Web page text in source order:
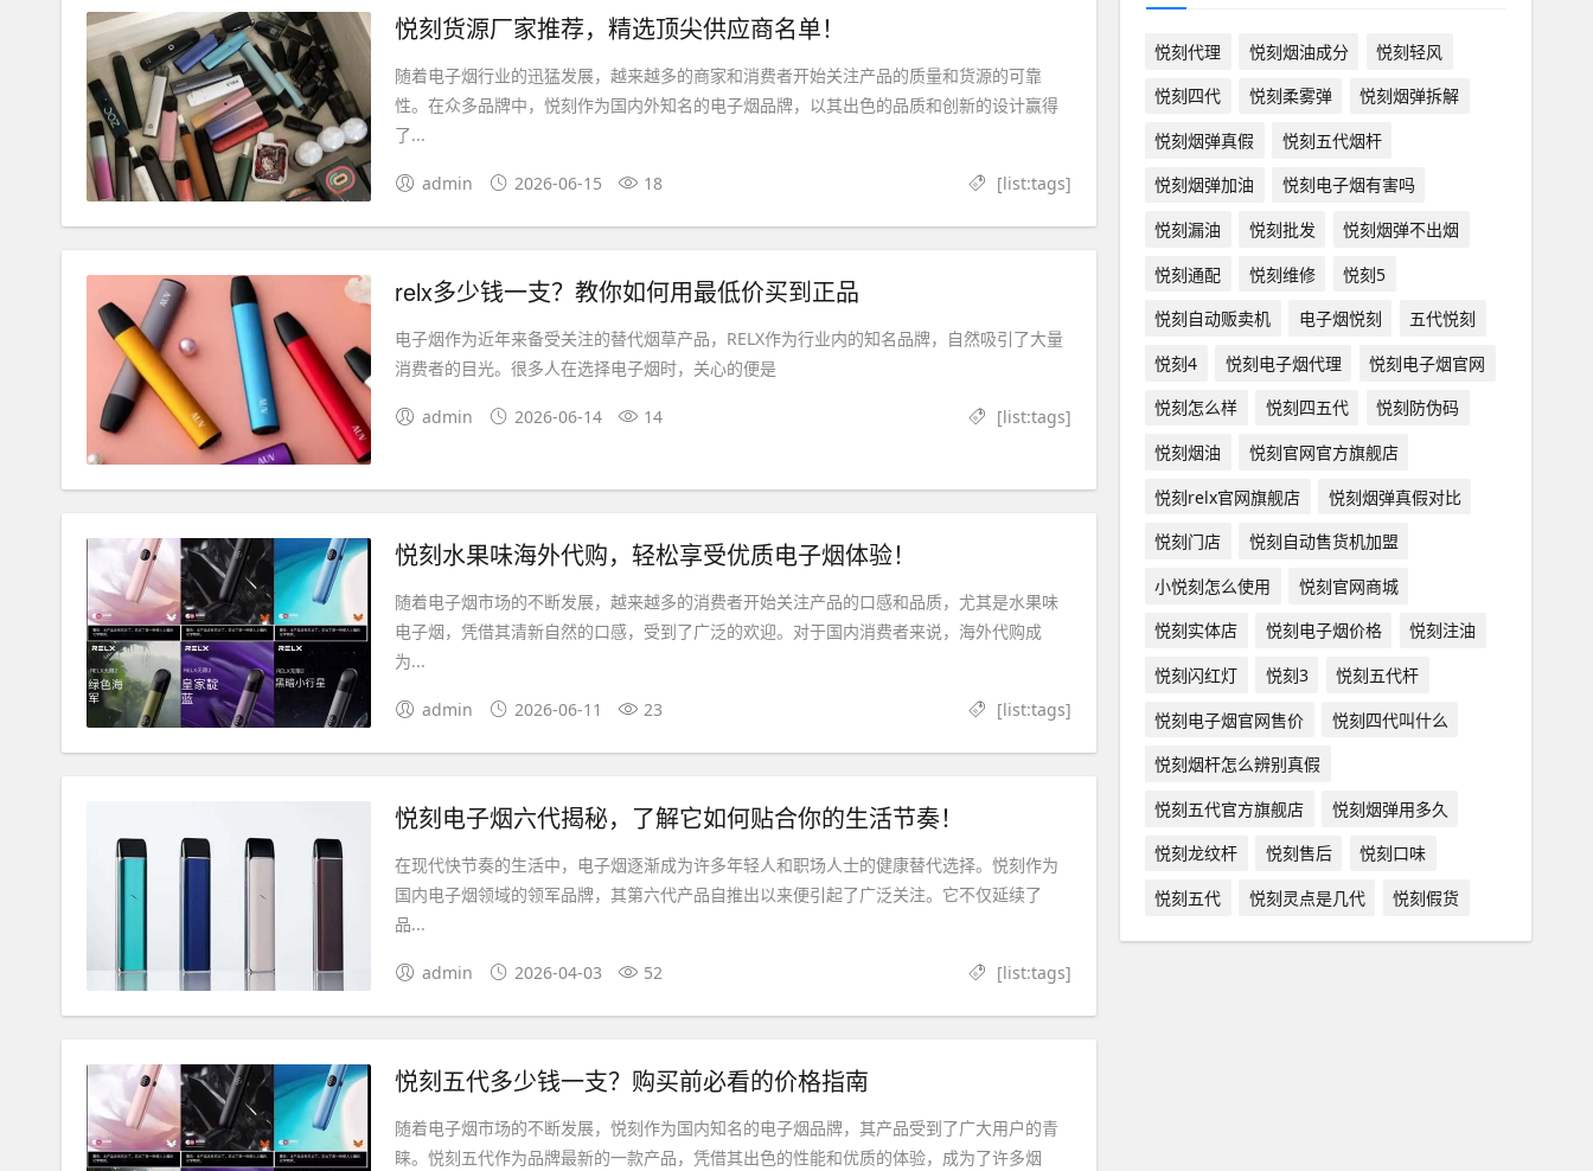
悦刻货源厂家推荐，精选顶尖供应商名单！
随着电子烟行业的迅猛发展，越来越多的商家和消费者开始关注产品的质量和货源的可靠
性。在众多品牌中，悦刻作为国内外知名的电子烟品牌，以其出色的品质和创新的设计赢得
了...
admin 2026-06-15 18 [list:tags]
relx多少钱一支？教你如何用最低价买到正品
电子烟作为近年来备受关注的替代烟草产品，RELX作为行业内的知名品牌，自然吸引了大量
消费者的目光。很多人在选择电子烟时，关心的便是
admin 2026-06-14 14 [list:tags]
悦刻水果味海外代购，轻松享受优质电子烟体验！
随着电子烟市场的不断发展，越来越多的消费者开始关注产品的口感和品质，尤其是水果味
电子烟，凭借其清新自然的口感，受到了广泛的欢迎。对于国内消费者来说，海外代购成
为...
admin 2026-06-11 23 [list:tags]
悦刻电子烟六代揭秘，了解它如何贴合你的生活节奏！
在现代快节奏的生活中，电子烟逐渐成为许多年轻人和职场人士的健康替代选择。悦刻作为
国内电子烟领域的领军品牌，其第六代产品自推出以来便引起了广泛关注。它不仅延续了
品...
admin 2026-04-03 52 [list:tags]
悦刻五代多少钱一支？购买前必看的价格指南
随着电子烟市场的不断发展，悦刻作为国内知名的电子烟品牌，其产品受到了广大用户的青
睐。悦刻五代作为品牌最新的一款产品，凭借其出色的性能和优质的体验，成为了许多烟
悦刻代理 悦刻烟油成分
悦刻轻风
悦刻四代
悦刻柔雾弹
悦刻烟弹拆解
悦刻烟弹真假
悦刻五代烟杆
悦刻烟弹加油
悦刻电子烟有害吗
悦刻漏油
悦刻批发
悦刻烟弹不出烟
悦刻通配
悦刻维修
悦刻5
悦刻自动贩卖机
电子烟悦刻
五代悦刻
悦刻4
悦刻电子烟代理
悦刻电子烟官网
悦刻怎么样
悦刻四五代
悦刻防伪码
悦刻烟油
悦刻官网官方旗舰店
悦刻relx官网旗舰店
悦刻烟弹真假对比
悦刻门店
悦刻自动售货机加盟
小悦刻怎么使用
悦刻官网商城
悦刻实体店
悦刻电子烟价格
悦刻注油
悦刻闪红灯
悦刻3
悦刻五代杆
悦刻电子烟官网售价
悦刻四代叫什么
悦刻烟杆怎么辨别真假
悦刻五代官方旗舰店
悦刻烟弹用多久
悦刻龙纹杆
悦刻售后
悦刻口味
悦刻五代
悦刻灵点是几代 悦刻假货